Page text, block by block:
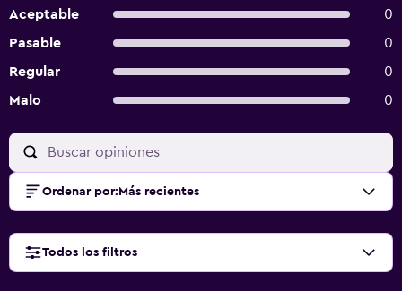
Aceptable
0
Pasable
0
Regular
0
Malo
0
Ordenar por: Más recientes
Todos los filtros